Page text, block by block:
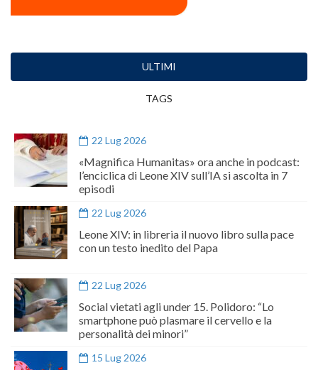
ULTIMI
TAGS
22 Lug 2026
«Magnifica Humanitas» ora anche in podcast:
l’enciclica di Leone XIV sull’IA si ascolta in 7
episodi
22 Lug 2026
Leone XIV: in libreria il nuovo libro sulla pace
con un testo inedito del Papa
22 Lug 2026
Social vietati agli under 15. Polidoro: “Lo
smartphone può plasmare il cervello e la
personalità dei minori”
15 Lug 2026